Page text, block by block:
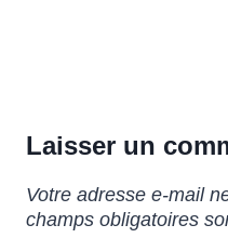
Laisser un
Votre adresse e-mail
champs obligatoires